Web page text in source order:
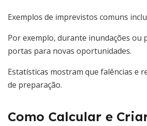
Exemplos de imprevistos comuns
Por exemplo, durante inundações ou
portas para novas oportunidades.
Estatísticas mostram que falências e
de preparação.
Como Calcular e